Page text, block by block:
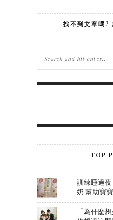
找不到文章嗎?
TOP
訓練睡過
奶 幫助寶
「為什麼